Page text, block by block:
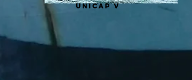
unicap v